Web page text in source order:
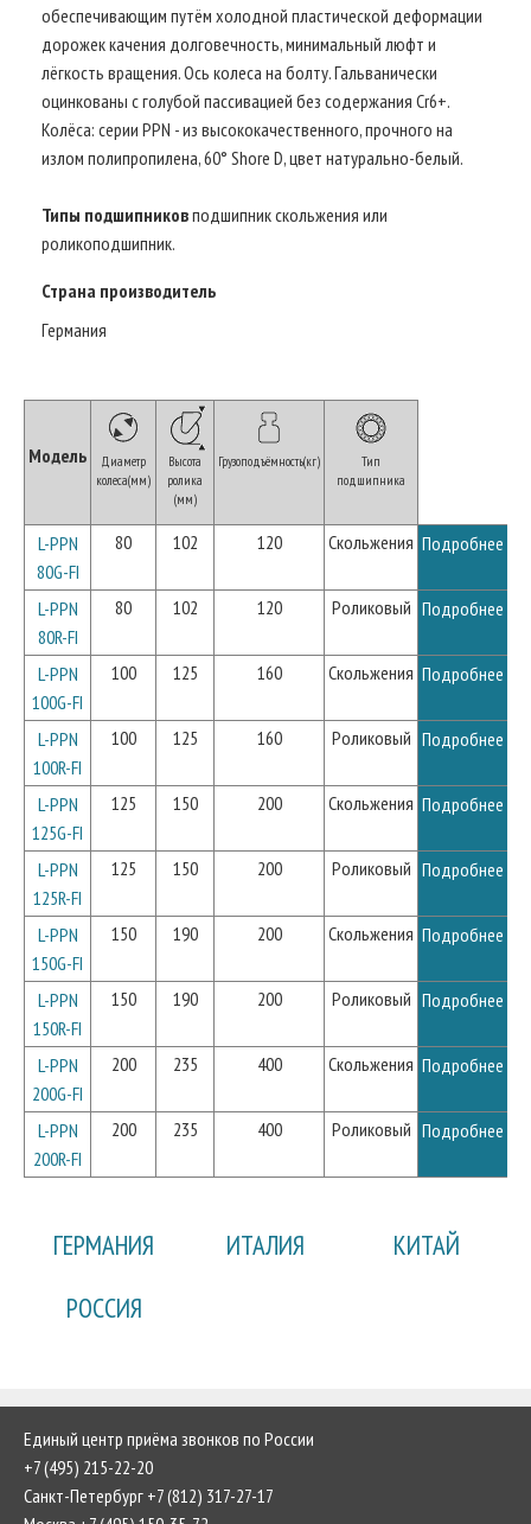
обеспечивающим путём холодной пластической деформации
дорожек качения долговечность, минимальный люфт и
лёгкость вращения. Ось колеса на болту. Гальванически
оцинкованы с голубой пассивацией без содержания Cr6+.
Колёса: серии PPN - из высококачественного, прочного на
излом полипропилена, 60° Shore D, цвет натурально-белый.
Типы подшипниковподшипник скольжения или
роликоподшипник.
Страна производитель
Германия
Модель
Диаметр
колеса(мм)
Высота
ролика
(мм)
Грузоподъёмность(кг)
Тип
подшипника
L-PPN
80G-FI
80 102 120 Скольжения Подробнее
L-PPN
80R-FI
80 102 120 Роликовый Подробнее
L-PPN
100G-FI
100 125 160 Скольжения Подробнее
L-PPN
100R-FI
100 125 160 Роликовый Подробнее
L-PPN
125G-FI
125 150 200 Скольжения Подробнее
L-PPN
125R-FI
125 150 200 Роликовый Подробнее
L-PPN
150G-FI
150 190 200 Скольжения Подробнее
L-PPN
150R-FI
150 190 200 Роликовый Подробнее
L-PPN
200G-FI
200 235 400 Скольжения Подробнее
L-PPN
200R-FI
200 235 400 Роликовый Подробнее
ГЕРМАНИЯ ИТАЛИЯ
КИТАЙ
РОССИЯ
Единый центр приёма звонков по России
+7 (495) 215-22-20
Санкт-Петербург +7 (812) 317-27-17